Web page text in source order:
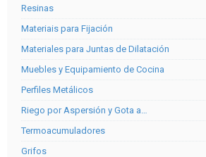
Resinas
Materiais para Fijación
Materiales para Juntas de Dilatación
Muebles y Equipamiento de Cocina
Perfiles Metálicos
Riego por Aspersión y Gota a…
Termoacumuladores
Grifos